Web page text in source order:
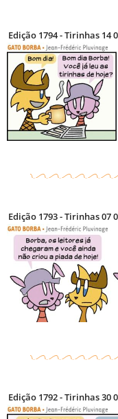
Edição 1794 - Tirinhas 14
Edição 1793 - Tirinhas 07
Edição 1792 - Tirinhas 30